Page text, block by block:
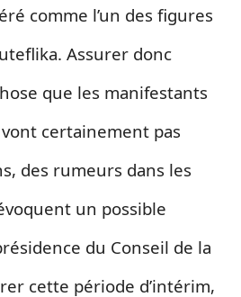
comme l’un des figures
Assurer donc
que les manifestants
certainement pas
des rumeurs dans les
un possible
du Conseil de la
cette période d’intérim,